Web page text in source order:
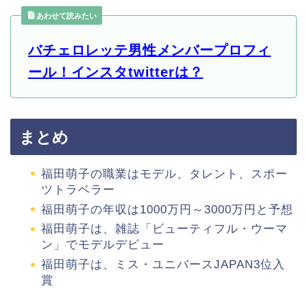
あわせて読みたい
バチェロレッテ男性メンバープロフィ
ール！インスタtwitterは？
まとめ
福田萌子の職業はモデル、タレント、スポー
ツトラベラー
福田萌子の年収は1000万円～3000万円と予想
福田萌子は、雑誌「ビューティフル・ウーマ
ン」でモデルデビュー
福田萌子は、ミス・ユニバースJAPAN3位入
賞